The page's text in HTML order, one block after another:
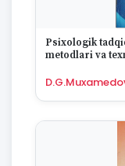
Psixologik
metodlari va